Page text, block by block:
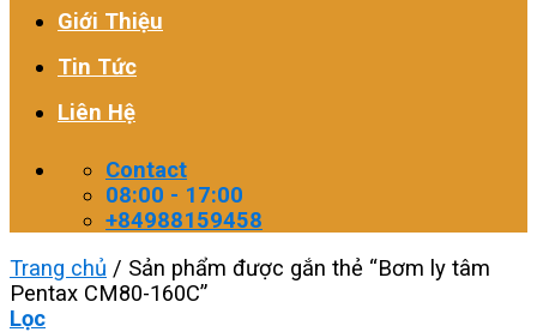
Giới Thiệu
Tin Tức
Liên Hệ
Contact
08:00 - 17:00
+84988159458
Trang chủ / Sản phẩm được gắn thẻ “Bơm ly tâm
Pentax CM80-160C”
Lọc